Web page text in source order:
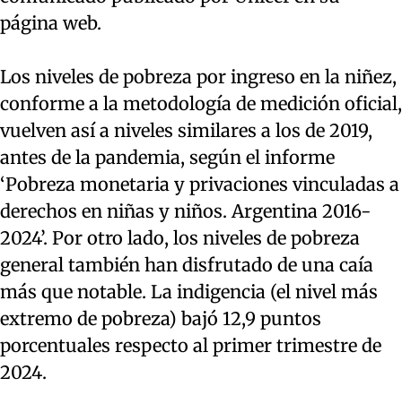
página web.
Los niveles de pobreza por ingreso en la niñez,
conforme a la metodología de medición oficial,
vuelven así a niveles similares a los de 2019,
antes de la pandemia, según el informe
‘Pobreza monetaria y privaciones vinculadas a
derechos en niñas y niños. Argentina 2016-
2024’. Por otro lado, los niveles de pobreza
general también han disfrutado de una caía
más que notable. La indigencia (el nivel más
extremo de pobreza) bajó 12,9 puntos
porcentuales respecto al primer trimestre de
2024.